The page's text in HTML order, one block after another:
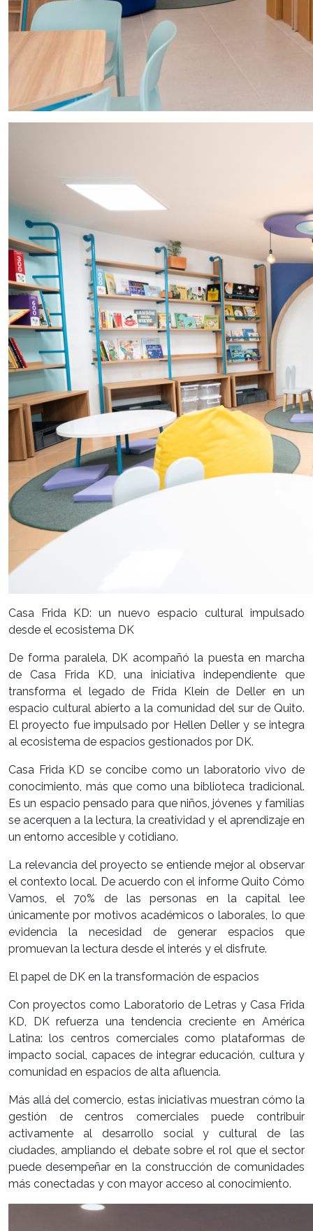
Casa Frida KD: un nuevo espacio cultural impulsado
desde el ecosistema DK
De forma paralela, DK acompañó la puesta en marcha
de Casa Frida KD, una iniciativa independiente que
transforma el legado de Frida Klein de Deller en un
espacio cultural abierto a la comunidad del sur de Quito.
El proyecto fue impulsado por Hellen Deller y se integra
al ecosistema de espacios gestionados por DK.
Casa Frida KD se concibe como un laboratorio vivo de
conocimiento, más que como una biblioteca tradicional.
Es un espacio pensado para que niños, jóvenes y familias
se acerquen a la lectura, la creatividad y el aprendizaje en
un entorno accesible y cotidiano.
La relevancia del proyecto se entiende mejor al observar
el contexto local. De acuerdo con el informe Quito Cómo
Vamos, el 70% de las personas en la capital lee
únicamente por motivos académicos o laborales, lo que
evidencia la necesidad de generar espacios que
promuevan la lectura desde el interés y el disfrute.
El papel de DK en la transformación de espacios
Con proyectos como Laboratorio de Letras y Casa Frida
KD, DK refuerza una tendencia creciente en América
Latina: los centros comerciales como plataformas de
impacto social, capaces de integrar educación, cultura y
comunidad en espacios de alta afluencia.
Más allá del comercio, estas iniciativas muestran cómo la
gestión de centros comerciales puede contribuir
activamente al desarrollo social y cultural de las
ciudades, ampliando el debate sobre el rol que el sector
puede desempeñar en la construcción de comunidades
más conectadas y con mayor acceso al conocimiento.